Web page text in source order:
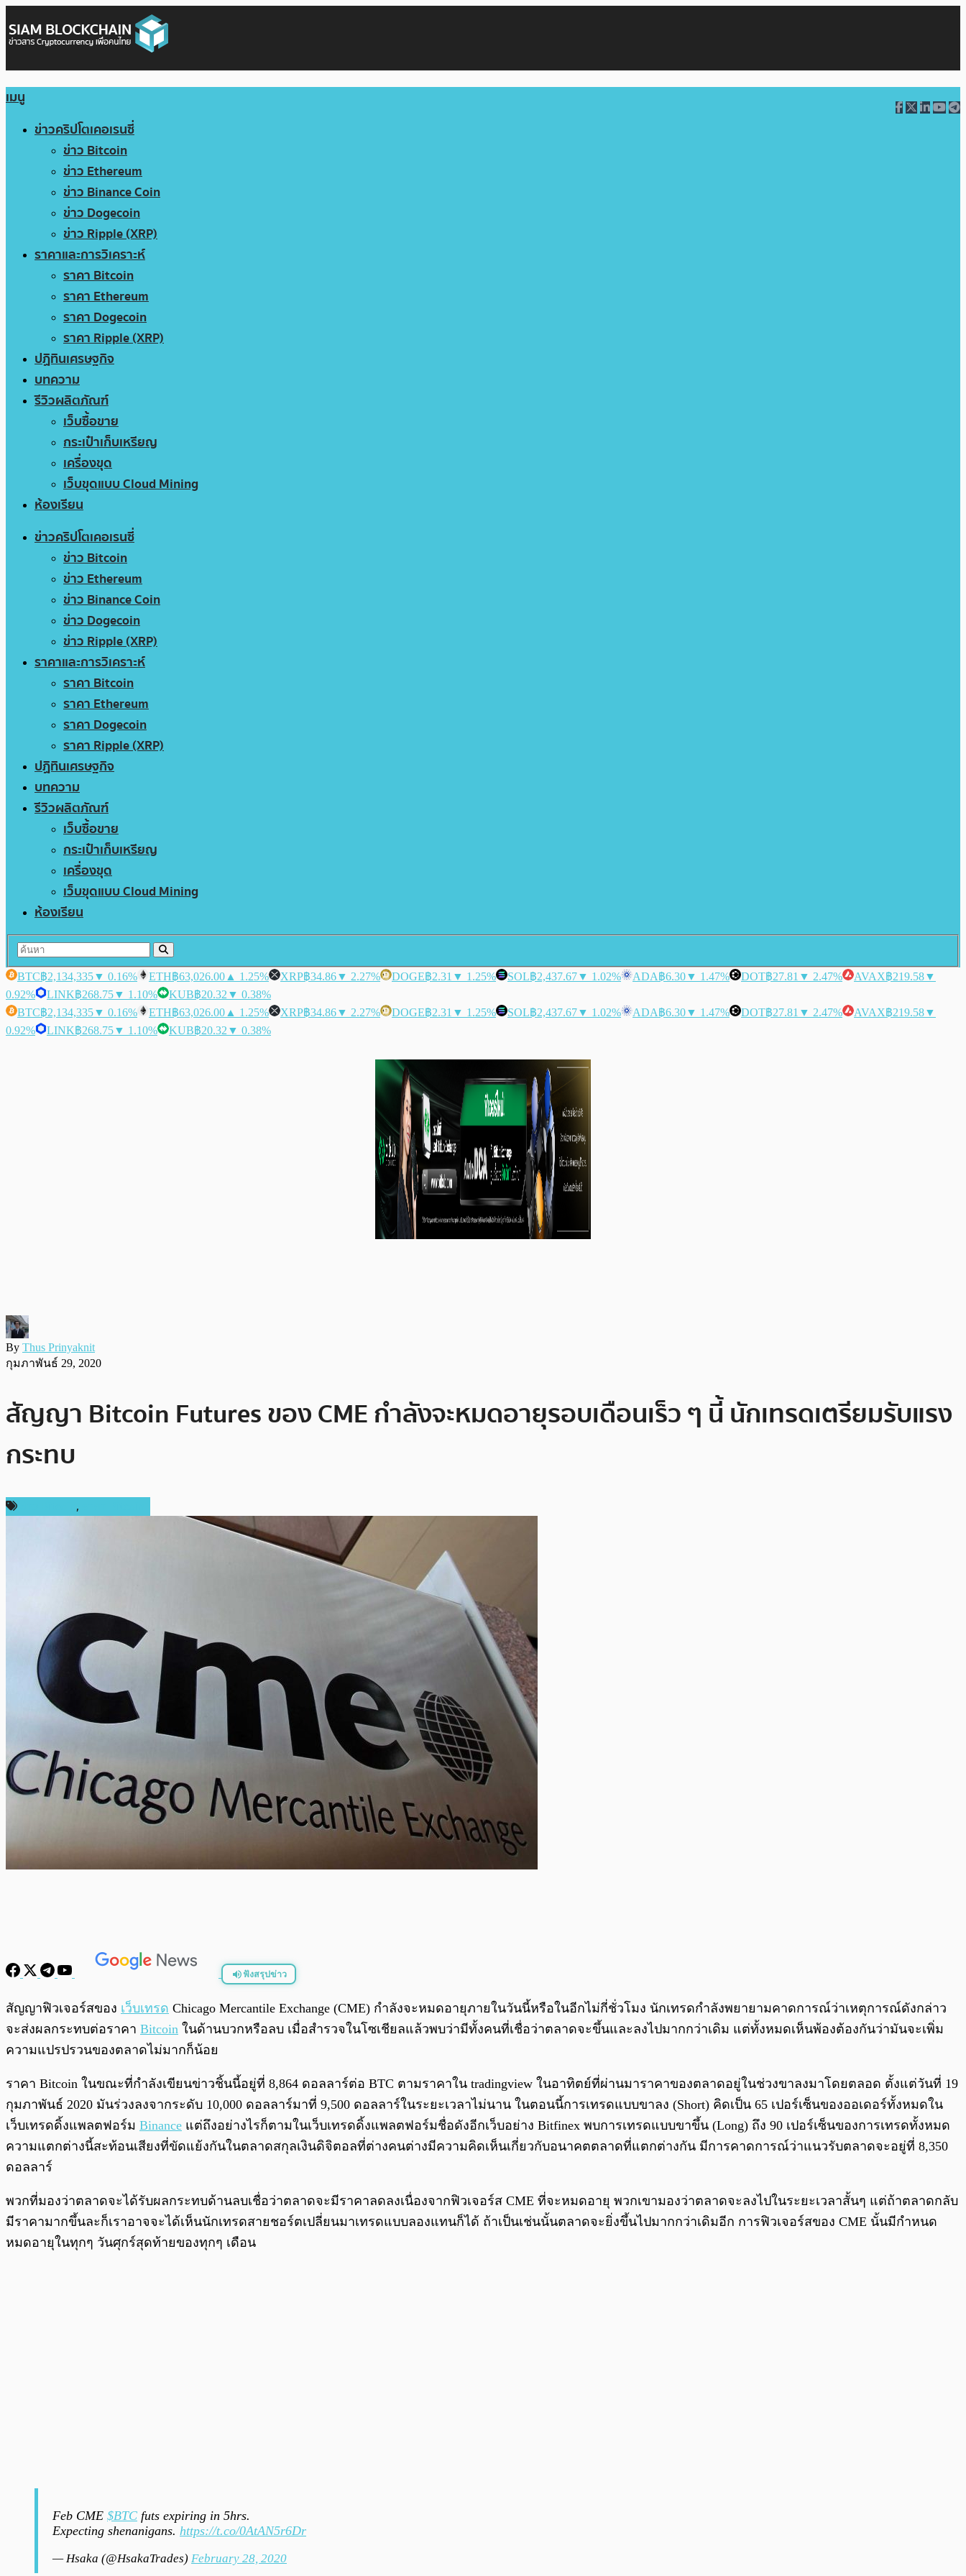
เมนู
ข่าวคริปโตเคอเรนซี่
ข่าว Bitcoin
ข่าว Ethereum
ข่าว Binance Coin
ข่าว Dogecoin
ข่าว Ripple (XRP)
ราคาและการวิเคราะห์
ราคา Bitcoin
ราคา Ethereum
ราคา Dogecoin
ราคา Ripple (XRP)
ปฏิทินเศรษฐกิจ
บทความ
รีวิวผลิตภัณฑ์
เว็บซื้อขาย
กระเป๋าเก็บเหรียญ
เครื่องขุด
เว็บขุดแบบ Cloud Mining
ห้องเรียน
ข่าวคริปโตเคอเรนซี่
ข่าว Bitcoin
ข่าว Ethereum
ข่าว Binance Coin
ข่าว Dogecoin
ข่าว Ripple (XRP)
ราคาและการวิเคราะห์
ราคา Bitcoin
ราคา Ethereum
ราคา Dogecoin
ราคา Ripple (XRP)
ปฏิทินเศรษฐกิจ
บทความ
รีวิวผลิตภัณฑ์
เว็บซื้อขาย
กระเป๋าเก็บเหรียญ
เครื่องขุด
เว็บขุดแบบ Cloud Mining
ห้องเรียน
BTC฿2,134,335▼ 0.16% ETH฿63,026.00 ▲ 1.25% XRP฿34.86▼ 2.27% DOGE฿2.31 ▼ 1.25% SOL฿2,437.67▼ 1.02% ADA฿6.30▼ 1.47% DOT฿27.81 ▼ 2.47% AVAX฿219.58▼
0.92%
LINK฿268.75▼ 1.10% KUB฿20.32 ▼ 0.38%
BTC฿2,134,335▼ 0.16% ETH฿63,026.00 ▲ 1.25% XRP฿34.86▼ 2.27% DOGE฿2.31 ▼ 1.25% SOL฿2,437.67▼ 1.02% ADA฿6.30▼ 1.47% DOT฿27.81 ▼ 2.47% AVAX฿219.58▼
0.92%
LINK฿268.75▼ 1.10% KUB฿20.32 ▼ 0.38%
By Thus Prinyaknit
กุมภาพันธ์ 29, 2020
สัญญา Bitcoin Futures ของ CME กำลังจะหมดอายุรอบเดือนเร็ว ๆ นี้ นักเทรดเตรียมรับแรง
กระทบ
,
ฟังสรุปข่าว
พร้อมเล่น 0:00
สัญญาฟิวเจอร์สของ เว็บเทรด Chicago Mercantile Exchange (CME) กำลังจะหมดอายุภายในวันนี้หรือในอีกไม่กี่ชั่วโมง นักเทรดกำลังพยายามคาดการณ์ว่าเหตุการณ์ดังกล่าว
จะส่งผลกระทบต่อราคา Bitcoin ในด้านบวกหรือลบ เมื่อสำรวจในโซเชียลแล้วพบว่ามีทั้งคนที่เชื่อว่าตลาดจะขึ้นและลงไปมากกว่าเดิม แต่ทั้งหมดเห็นพ้องต้องกันว่ามันจะเพิ่ม
ความแปรปรวนของตลาดไม่มากก็น้อย
ราคา Bitcoin ในขณะที่กำลังเขียนข่าวชิ้นนี้อยู่ที่ 8,864 ดอลลาร์ต่อ BTC ตามราคาใน tradingview ในอาทิตย์ที่ผ่านมาราคาของตลาดอยู่ในช่วงขาลงมาโดยตลอด ตั้งแต่วันที่ 19
กุมภาพันธ์ 2020 มันร่วงลงจากระดับ 10,000 ดอลลาร์มาที่ 9,500 ดอลลาร์ในระยะเวลาไม่นาน ในตอนนี้การเทรดแบบขาลง (Short) คิดเป็น 65 เปอร์เซ็นของออเดอร์ทั้งหมดใน
เว็บเทรดดิ้งแพลตฟอร์ม Binance แต่ถึงอย่างไรก็ตามในเว็บเทรดดิ้งแพลตฟอร์มชื่อดังอีกเว็บอย่าง Bitfinex พบการเทรดแบบขาขึ้น (Long) ถึง 90 เปอร์เซ็นของการเทรดทั้งหมด
ความแตกต่างนี้สะท้อนเสียงที่ขัดแย้งกันในตลาดสกุลเงินดิจิตอลที่ต่างคนต่างมีความคิดเห็นเกี่ยวกับอนาคตตลาดที่แตกต่างกัน มีการคาดการณ์ว่าแนวรับตลาดจะอยู่ที่ 8,350
ดอลลาร์
พวกที่มองว่าตลาดจะได้รับผลกระทบด้านลบเชื่อว่าตลาดจะมีราคาลดลงเนื่องจากฟิวเจอร์ส CME ที่จะหมดอายุ พวกเขามองว่าตลาดจะลงไปในระยะเวลาสั้นๆ แต่ถ้าตลาดกลับ
มีราคามากขึ้นละก็เราอาจจะได้เห็นนักเทรดสายชอร์ตเปลี่ยนมาเทรดแบบลองแทนก็ได้ ถ้าเป็นเช่นนั้นตลาดจะยิ่งขึ้นไปมากกว่าเดิมอีก การฟิวเจอร์สของ CME นั้นมีกำหนด
หมดอายุในทุกๆ วันศุกร์สุดท้ายของทุกๆ เดือน
Feb CME $BTC futs expiring in 5hrs.
Expecting shenanigans. https://t.co/0AtAN5r6Dr
— Hsaka (@HsakaTrades) February 28, 2020